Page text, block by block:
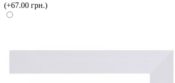
(+67.00 грн.)